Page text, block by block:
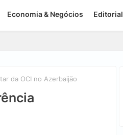
Economia & Negócios Editorial
da OCI no Azerbaijão